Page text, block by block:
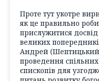
Проте тут укотре
як це правильно
прислужитися
великих
Андрей
проведення
єпископів для